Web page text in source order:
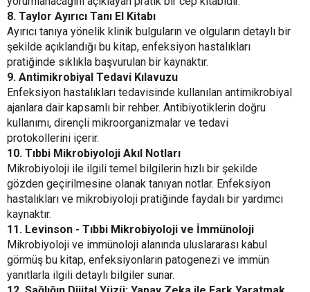
8. Taylor Ayırıcı Tanı El Kitabı
Ayırıcı tanıya yönelik klinik bulguların ve olguların detaylı bir
şekilde açıklandığı bu kitap, enfeksiyon hastalıkları
pratiğinde sıklıkla başvurulan bir kaynaktır.
9. Antimikrobiyal Tedavi Kılavuzu
Enfeksiyon hastalıkları tedavisinde kullanılan antimikrobiyal
ajanlara dair kapsamlı bir rehber. Antibiyotiklerin doğru
kullanımı, dirençli mikroorganizmalar ve tedavi
protokollerini içerir.
10. Tıbbi Mikrobiyoloji Akıl Notları
Mikrobiyoloji ile ilgili temel bilgilerin hızlı bir şekilde
gözden geçirilmesine olanak tanıyan notlar. Enfeksiyon
hastalıkları ve mikrobiyoloji pratiğinde faydalı bir yardımcı
kaynaktır.
11. Levinson - Tıbbi Mikrobiyoloji ve İmmünoloji
Mikrobiyoloji ve immünoloji alanında uluslararası kabul
görmüş bu kitap, enfeksiyonların patogenezi ve immün
yanıtlarla ilgili detaylı bilgiler sunar.